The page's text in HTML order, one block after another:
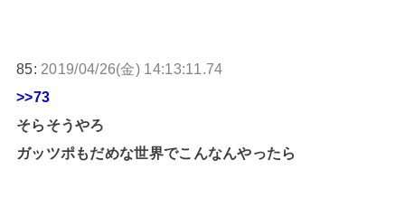
85: 2019/04/26(金) 14:13:11.74
>>73
そらそうやろ
ガッツポもだめな世界でこんなんやったら